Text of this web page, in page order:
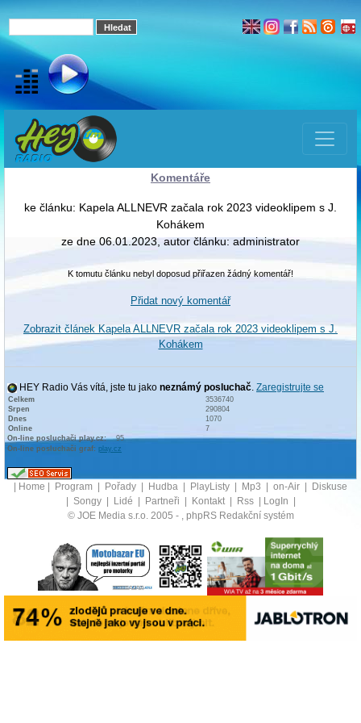
Komentáře
ke článku: Kapela ALLNEVR začala rok 2023 videoklipem s J.
Kohákem
ze dne 06.01.2023, autor článku: administrator
K tomutu článku nebyl doposud přiřazen žádný komentář!
Přidat nový komentář
Zobrazit článek Kapela ALLNEVR začala rok 2023 videoklipem s J.
Kohákem
HEY Radio Vás vítá, jste tu jako neznámý posluchač. Zaregistrujte se
Celkem
3536740
Srpen
290804
Dnes
1070
Online
7
On-line posluchači play.cz:
95
On-line posluchači graf: play.cz
Home Program Pořady Hudba PlayListy Mp3 on-Air
Diskuse
Songy Lidé Partneři Kontakt Rss LogIn
© JOE Media s.r.o. 2005 - , phpRS Redakční systém